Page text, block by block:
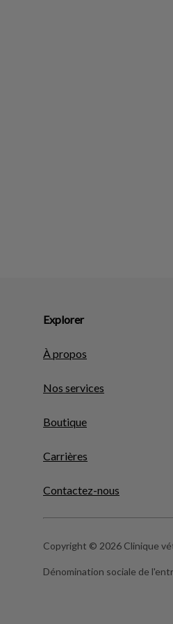
Explorer
À propos
Nos services
Boutique
Carrières
Contactez-nous
Copyright © 2026 Clinique
Dénomination sociale de